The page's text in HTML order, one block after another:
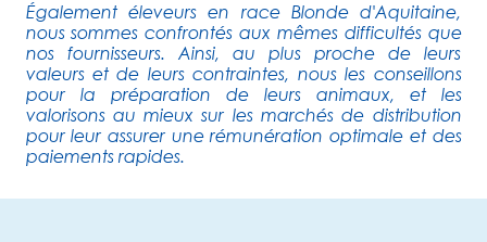
Également éleveurs en race Blonde d'Aquitaine,
nous sommes confrontés aux mêmes difficultés que
nos fournisseurs. Ainsi, au plus proche de leurs
valeurs et de leurs contraintes, nous les conseillons
pour la préparation de leurs animaux, et les
valorisons au mieux sur les marchés de distribution
pour leur assurer une rémunération optimale et des
paiements rapides.